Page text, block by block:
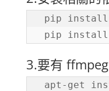
pip
pip install
3.要有
apt-get